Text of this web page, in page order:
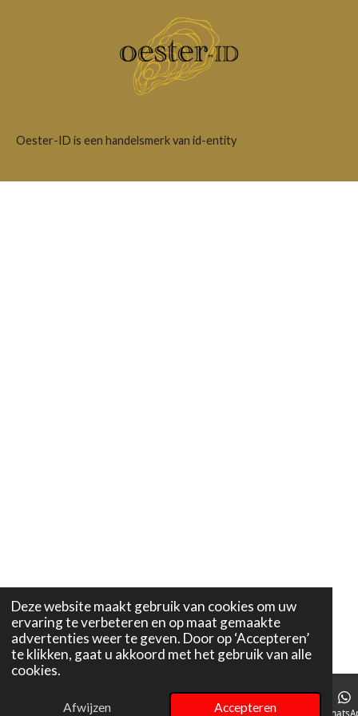
Deze website maakt gebruik van cookies om uw
ervaring te verbeteren en op maat gemaakte
advertenties weer te geven. Door op ‘Accepteren’
te klikken, gaat u akkoord met het gebruik van alle
cookies.
Afwijzen Accepteren
Oester-ID is een handelsmerk van id-entity
E-mailadres Instagram